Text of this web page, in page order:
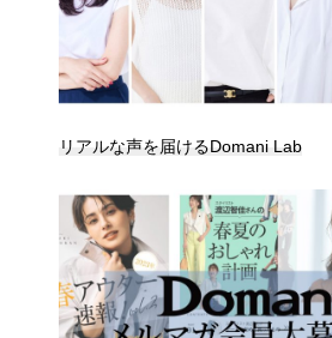
リアルな声を届けるDomani Lab